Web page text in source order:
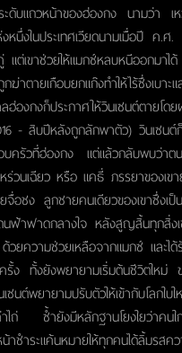
ดับแถวหน้าของฮ่องกง นามว่า เ
งหนึ่งในประเทศเวียดนามเมื่อปี
ต่เขาช่วยให้แมกซ์หลบหนีออกมา
ถูกฆ่าตายเกือบยกแก๊งทำให้ไร้ซึ่ง
ฮ่องกงก็ประกาศให้วินเซนต์ตาย
- สิบปีหลังถูกลักพาตัว) วินเซนต์ก็ห
บครัวที่ฮ่องกง แต่แล้วกลับพบว่า
นเฉียว หรือ แคธี่ ภรรยาของเข
อชง ลูกชายคนเดียวของเขาซึ่งเ
นฟ้าฟาดกลางใจ หลังสูญสิ้นทุกสิ่ง
วยความช่วยเหลือจากแมกซ์ และ
รั้ง ทั้งยังพยายามเริ่มต้นชีวิตให
นต์พยายามปรับตัวให้เข้ากับโลกใ
าไถ่ ซ้ำยังมีหลักฐานโยงใยว่าคน
าชำระแค้นหมายให้ทุกคนได้ลิ้มรสค